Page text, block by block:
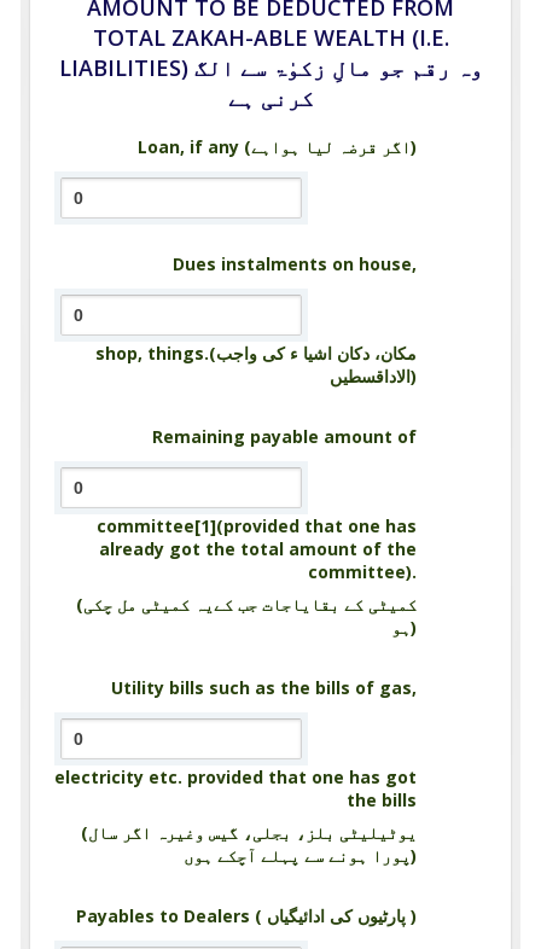
AMOUNT TO BE DEDUCTED FROM
TOTAL ZAKAH-ABLE WEALTH (I.E.
LIABILITIES) وہ رقم جو مالِ زکوٰۃ سے الگ
کرنی ہے
Loan, if any (اگر قرضہ لیا ہواہے)
Dues instalments on house,
shop, things.(مکان، دکان اشیا ء کی واجب
الاداقسطیں)
Remaining payable amount of
committee[1](provided that one has
already got the total amount of the
committee).
(کمیٹی کے بقایاجات جب کےیہ کمیٹی مل چکی
ہو)
Utility bills such as the bills of gas,
electricity etc. provided that one has got
the bills
(یوٹیلیٹی بلز، بجلی، گیس وغیرہ اگر سال
پورا ہونے سے پہلے آچکے ہوں)
Payables to Dealers ( پارٹیوں کی ادائیگیاں )